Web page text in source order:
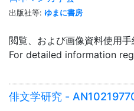
出版社等: ゆまに書房
閲覧、および画像資料使用手
For detailed information
俳文学研究 -